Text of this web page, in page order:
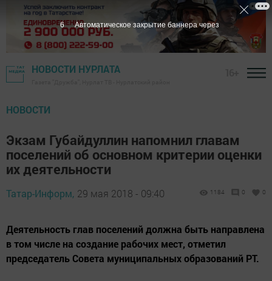
НОВОСТИ НУРЛАТА
НОВОСТИ
Экзам Губайдуллин напомнил главам
поселений об основном критерии оценки
их деятельности
Татар-Информ, 29 мая 2018 - 09:40 1184 0 0
Деятельность глав поселений должна быть направлена
в том числе на создание рабочих мест, отметил
председатель Совета муниципальных образований РТ.
5 Автоматическое закрытие баннера через